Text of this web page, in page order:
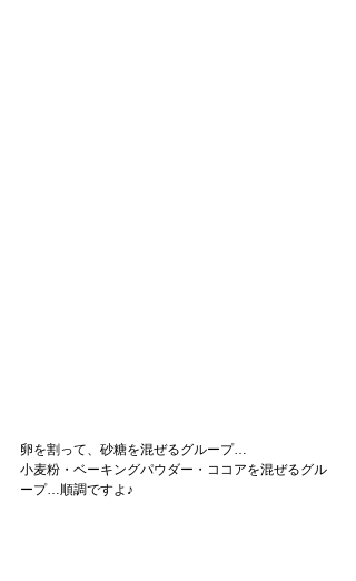
卵を割って、砂糖を混ぜるグループ…
小麦粉・ベーキングパウダー・ココアを混ぜるグル
ープ…順調ですよ♪